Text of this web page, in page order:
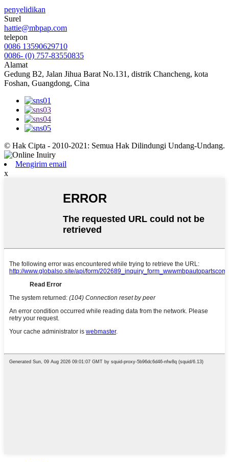
penyelidikan
Surel
hattie@mbpap.com
telepon
0086 13590629710
0086- (0) 757-83550835
Alamat
Gedung B2, Jalan Jihua Barat No.131, distrik Chancheng, kota
Foshan, Guangdong, Cina
© Hak Cipta - 2010-2021: Semua Hak Dilindungi Undang-Undang.
Mengirim email
x